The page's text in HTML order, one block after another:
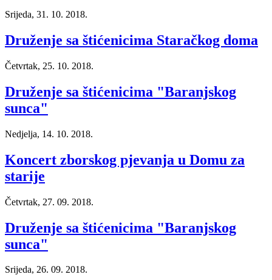
Srijeda, 31. 10. 2018.
Druženje sa štićenicima Staračkog doma
Četvrtak, 25. 10. 2018.
Druženje sa štićenicima "Baranjskog
sunca"
Nedjelja, 14. 10. 2018.
Koncert zborskog pjevanja u Domu za
starije
Četvrtak, 27. 09. 2018.
Druženje sa štićenicima "Baranjskog
sunca"
Srijeda, 26. 09. 2018.